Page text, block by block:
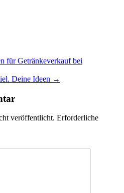
für Getränkeverkauf bei
Deine Ideen →
veröffentlicht. Erforderliche